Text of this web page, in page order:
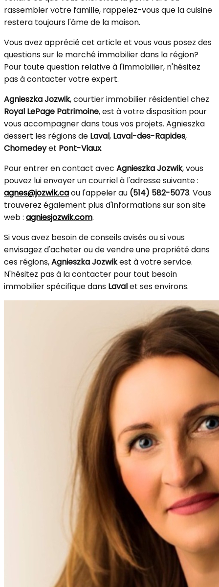
rassembler votre famille, rappelez-vous que la cuisine
restera toujours l'âme de la maison.
Vous avez apprécié cet article et vous vous posez des
questions sur le marché immobilier dans la région?
Pour toute question relative à l'immobilier, n'hésitez
pas à contacter votre expert.
Agnieszka Jozwik, courtier immobilier résidentiel chez
Royal LePage Patrimoine, est à votre disposition pour
vous accompagner dans tous vos projets. Agnieszka
dessert les régions de Laval, Laval-des-Rapides,
Chomedeyet Pont-Viaux.
Pour entrer en contact avec Agnieszka Jozwik, vous
pouvez lui envoyer un courriel à l'adresse suivante :
agnes@jozwik.caou l'appeler au (514) 582-5073. Vous
trouverez également plus d'informations sur son site
web : agniesjozwik.com.
Si vous avez besoin de conseils avisés ou si vous
envisagez d'acheter ou de vendre une propriété dans
ces régions,Agnieszka Jozwikest à votre service.
N'hésitez pas à la contacter pour tout besoin
immobilier spécifique dans Lavalet ses environs.